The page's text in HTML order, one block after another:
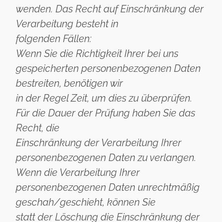
wenden. Das Recht auf Einschränkung der
Verarbeitung besteht in
folgenden Fällen:
Wenn Sie die Richtigkeit Ihrer bei uns
gespeicherten personenbezogenen Daten
bestreiten, benötigen wir
in der Regel Zeit, um dies zu überprüfen.
Für die Dauer der Prüfung haben Sie das
Recht, die
Einschränkung der Verarbeitung Ihrer
personenbezogenen Daten zu verlangen.
Wenn die Verarbeitung Ihrer
personenbezogenen Daten unrechtmäßig
geschah/geschieht, können Sie
statt der Löschung die Einschränkung der